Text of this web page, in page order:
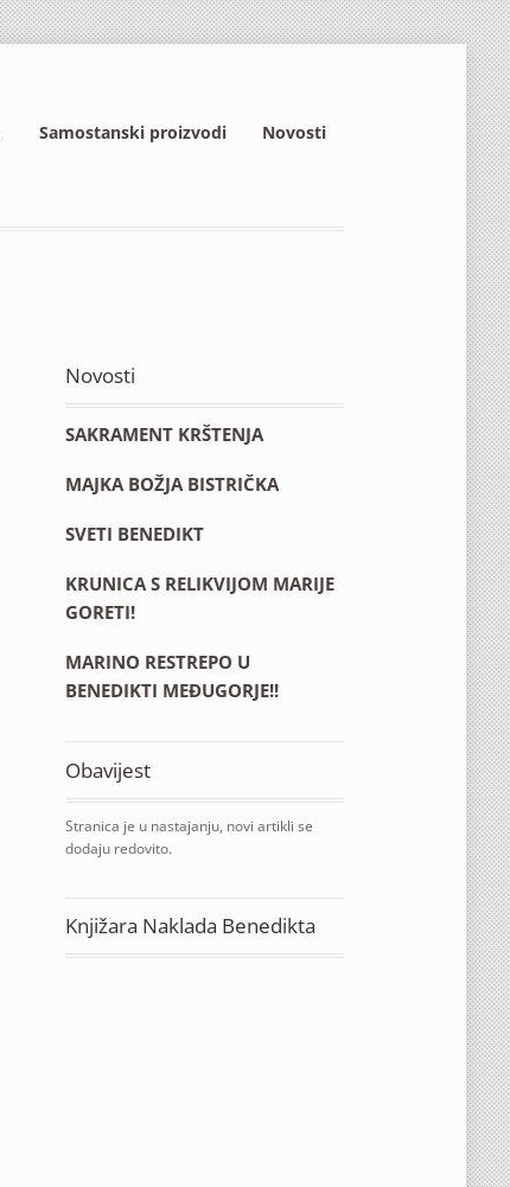
Samostanski proizvodi Novosti
Novosti
SAKRAMENT KRŠTENJA
MAJKA BOŽJA BISTRIČKA
SVETI BENEDIKT
KRUNICA S RELIKVIJOM MARIJE
GORETI!
MARINO RESTREPO U
BENEDIKTI MEĐUGORJE!!
Obavijest
Stranica je u nastajanju, novi artikli se
dodaju redovito.
Knjižara Naklada Benedikta